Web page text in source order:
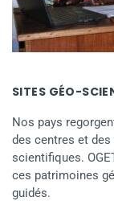
SITES GÉO-
Nos pays
des centres et
scientifiques.
ces patrimoines
guidés.